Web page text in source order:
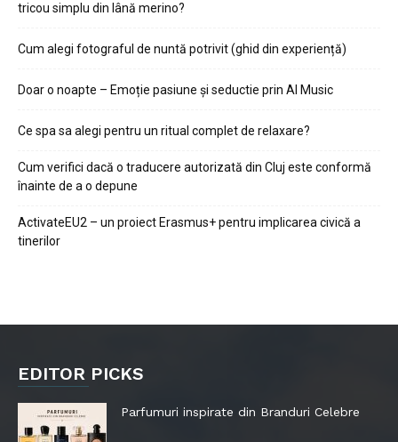
tricou simplu din lână merino?
Cum alegi fotograful de nuntă potrivit (ghid din experiență)
Doar o noapte – Emoție pasiune și seductie prin AI Music
Ce spa sa alegi pentru un ritual complet de relaxare?
Cum verifici dacă o traducere autorizată din Cluj este conformă
înainte de a o depune
ActivateEU2 – un proiect Erasmus+ pentru implicarea civică a
tinerilor
EDITOR PICKS
Parfumuri inspirate din Branduri Celebre